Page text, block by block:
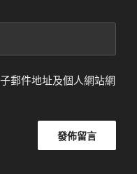
郵件地址及個人網站網